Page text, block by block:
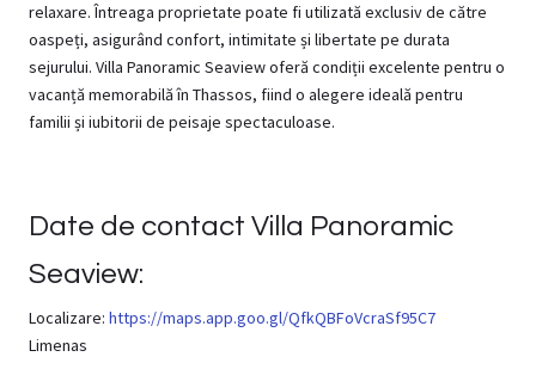
relaxare. Întreaga proprietate poate fi utilizată exclusiv de către
oaspeți, asigurând confort, intimitate și libertate pe durata
sejurului. Villa Panoramic Seaview oferă condiții excelente pentru o
vacanță memorabilă în Thassos, fiind o alegere ideală pentru
familii și iubitorii de peisaje spectaculoase.
Date de contact Villa Panoramic
Seaview:
Localizare: https://maps.app.goo.gl/QfkQBFoVcraSf95C7
Limenas